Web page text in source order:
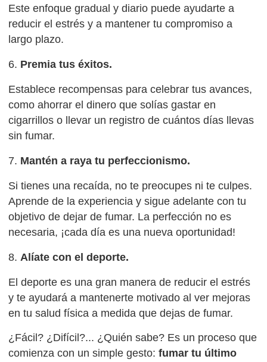
Este enfoque gradual y diario puede ayudarte a
reducir el estrés y a mantener tu compromiso a
largo plazo.
6. Premia tus éxitos.
Establece recompensas para celebrar tus avances,
como ahorrar el dinero que solías gastar en
cigarrillos o llevar un registro de cuántos días llevas
sin fumar.
7. Mantén a raya tu perfeccionismo.
Si tienes una recaída, no te preocupes ni te culpes.
Aprende de la experiencia y sigue adelante con tu
objetivo de dejar de fumar. La perfección no es
necesaria, ¡cada día es una nueva oportunidad!
8. Alíate con el deporte.
El deporte es una gran manera de reducir el estrés
y te ayudará a mantenerte motivado al ver mejoras
en tu salud física a medida que dejas de fumar.
¿Fácil? ¿Difícil?... ¿Quién sabe? Es un proceso que
comienza con un simple gesto:fumar tu último